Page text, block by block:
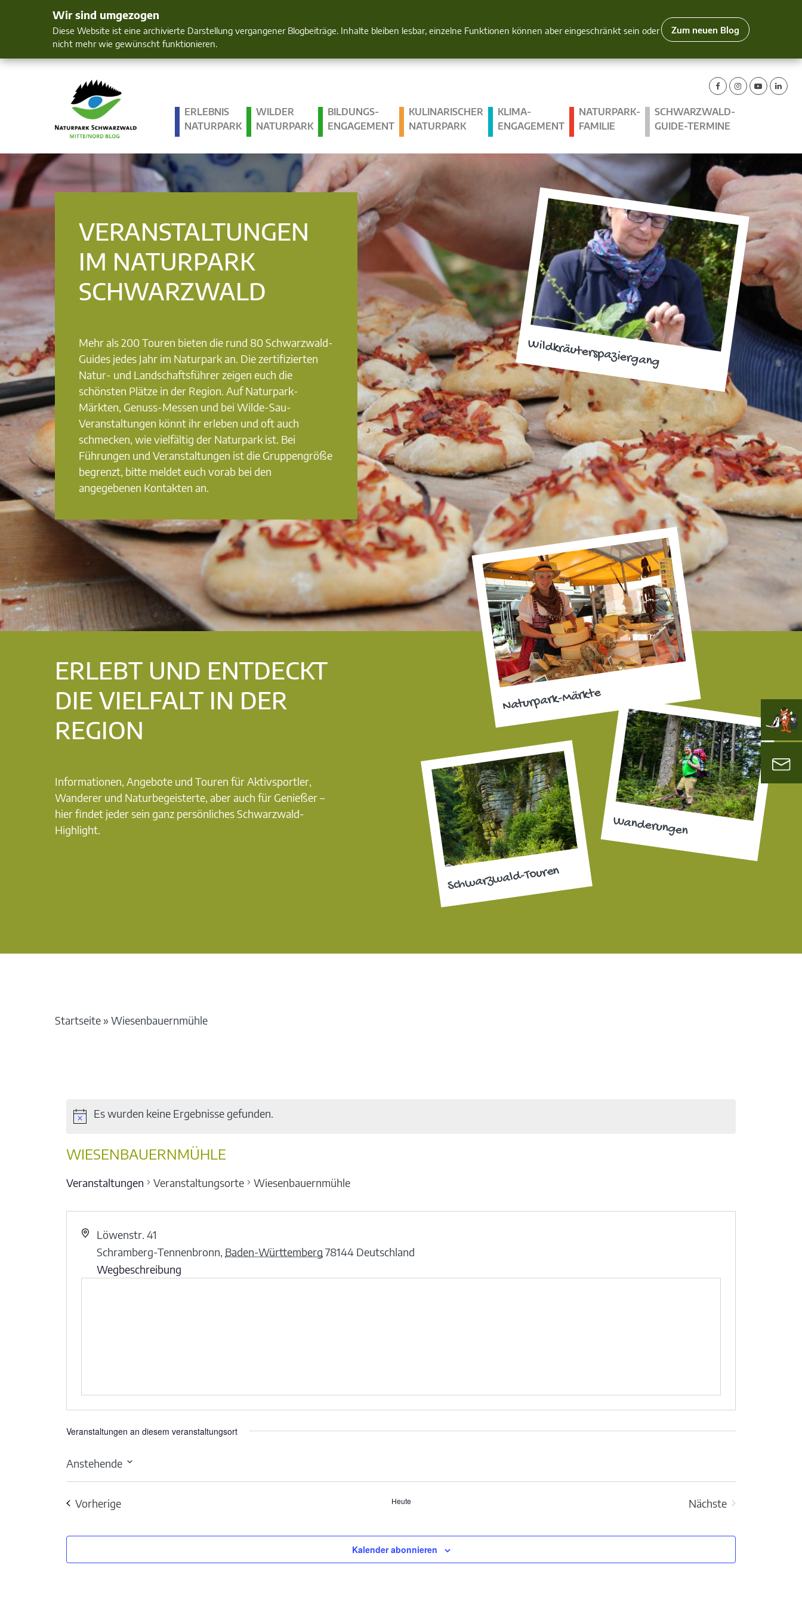
Wir sind umgezogen
Diese Website ist eine archivierte Darstellung vergangener Blogbeiträge. Inhalte bleiben lesbar, einzelne Funktionen können aber eingeschränkt sein oder
nicht mehr wie gewünscht funktionieren.
Zum neuen Blog
Mensch und Natur im Blick
ERLEBNIS
NATURPARK
WILDER
NATURPARK
BILDUNGS­
ENGAGEMENT
KULINARISCHER
NATURPARK
KLIMA­
ENGAGEMENT
NATURPARK-
FAMILIE
SCHWARZWALD-
GUIDE-TERMINE
Wildkräuterspaziergang
VERANSTALTUNGEN
IM NATURPARK
SCHWARZWALD
Mehr als 200 Touren bieten die rund 80 Schwarzwald-
Guides jedes Jahr im Naturpark an. Die zertifizierten
Natur- und Landschaftsführer zeigen euch die
schönsten Plätze in der Region. Auf Naturpark-
Märkten, Genuss-Messen und bei Wilde-Sau-
Veranstaltungen könnt ihr erleben und oft auch
schmecken, wie vielfältig der Naturpark ist. Bei
Führungen und Veranstaltungen ist die Gruppengröße
begrenzt, bitte meldet euch vorab bei den
angegebenen Kontakten an.
ERLEBT UND ENTDECKT
DIE VIELFALT IN DER
REGION
Informationen, Angebote und Touren für Aktivsportler,
Wanderer und Naturbegeisterte, aber auch für Genießer –
hier findet jeder sein ganz persönliches Schwarzwald-
Highlight.
Naturpark-Märkte
Wanderungen
Schwarzwald-Touren
Startseite» Wiesenbauernmühle
Es wurden keine Ergebnisse gefunden.
WIESENBAUERNMÜHLE
Veranstaltungen Veranstaltungsorte Wiesenbauernmühle
Löwenstr. 41
Schramberg-Tennenbronn Baden-Württemberg 78144 Deutschland
Wegbeschreibung
Veranstaltungen an diesem veranstaltungsort
Anstehende
Datum
VorherigeVeranstaltungen Heute
Nächste
Kalender abonnieren